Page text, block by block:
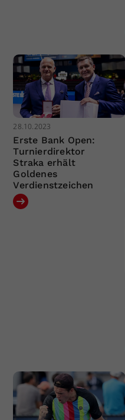
28.10.2023
Erste Bank Open:
Turnierdirektor
Straka erhält
Goldenes
Verdienstzeichen